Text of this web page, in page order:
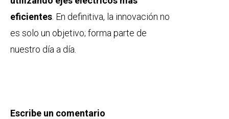
eficientes . En definitiva, la innovación no
es solo un objetivo; forma parte de
nuestro día a día.
Escribe un comentario